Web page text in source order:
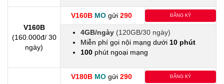
V160B
(160.000đ/ 30
ngày)
V160B MO gửi 290 ĐĂNG KÝ
4GB/ngày (120GB/30 ngày)
Miễn phí gọi nội mạng dưới 10 phút
100 phút ngoại mạng
V180B MO gửi 290 ĐĂNG KÝ